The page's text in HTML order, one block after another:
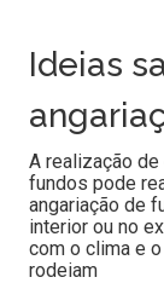
Ideias
A realização
fundos pode
angariação de
interior ou no
com o clima e
rodeiam